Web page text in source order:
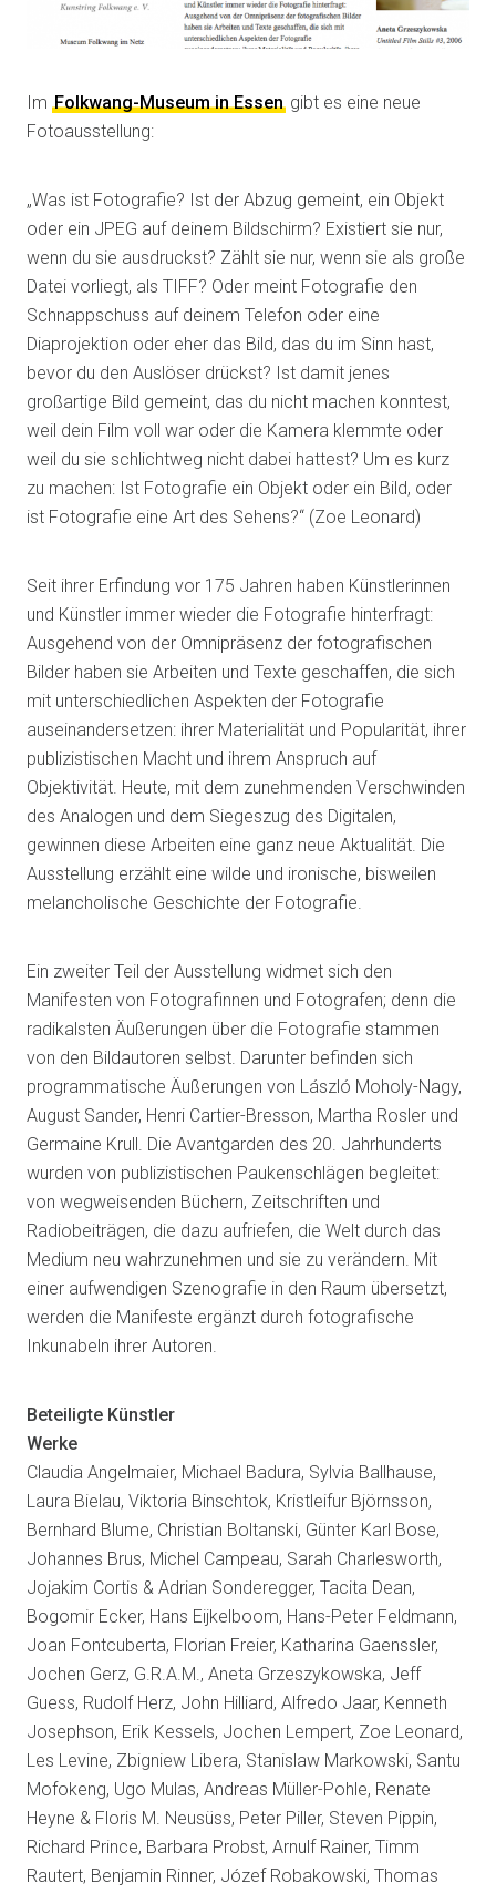
Im Folkwang-Museum in Essen gibt es eine neue
Fotoausstellung:
„Was ist Fotografie? Ist der Abzug gemeint, ein Objekt
oder ein JPEG auf deinem Bildschirm? Existiert sie nur,
wenn du sie ausdruckst? Zählt sie nur, wenn sie als große
Datei vorliegt, als TIFF? Oder meint Fotografie den
Schnappschuss auf deinem Telefon oder eine
Diaprojektion oder eher das Bild, das du im Sinn hast,
bevor du den Auslöser drückst? Ist damit jenes
großartige Bild gemeint, das du nicht machen konntest,
weil dein Film voll war oder die Kamera klemmte oder
weil du sie schlichtweg nicht dabei hattest? Um es kurz
zu machen: Ist Fotografie ein Objekt oder ein Bild, oder
ist Fotografie eine Art des Sehens?“ (Zoe Leonard)
Seit ihrer Erfindung vor 175 Jahren haben Künstlerinnen
und Künstler immer wieder die Fotografie hinterfragt:
Ausgehend von der Omnipräsenz der fotografischen
Bilder haben sie Arbeiten und Texte geschaffen, die sich
mit unterschiedlichen Aspekten der Fotografie
auseinandersetzen: ihrer Materialität und Popularität, ihrer
publizistischen Macht und ihrem Anspruch auf
Objektivität. Heute, mit dem zunehmenden Verschwinden
des Analogen und dem Siegeszug des Digitalen,
gewinnen diese Arbeiten eine ganz neue Aktualität. Die
Ausstellung erzählt eine wilde und ironische, bisweilen
melancholische Geschichte der Fotografie.
Ein zweiter Teil der Ausstellung widmet sich den
Manifesten von Fotografinnen und Fotografen; denn die
radikalsten Äußerungen über die Fotografie stammen
von den Bildautoren selbst. Darunter befinden sich
programmatische Äußerungen von László Moholy-Nagy,
August Sander, Henri Cartier-Bresson, Martha Rosler und
Germaine Krull. Die Avantgarden des 20. Jahrhunderts
wurden von publizistischen Paukenschlägen begleitet:
von wegweisenden Büchern, Zeitschriften und
Radiobeiträgen, die dazu aufriefen, die Welt durch das
Medium neu wahrzunehmen und sie zu verändern. Mit
einer aufwendigen Szenografie in den Raum übersetzt,
werden die Manifeste ergänzt durch fotografische
Inkunabeln ihrer Autoren.
Beteiligte Künstler
Werke
Claudia Angelmaier, Michael Badura, Sylvia Ballhause,
Laura Bielau, Viktoria Binschtok, Kristleifur Björnsson,
Bernhard Blume, Christian Boltanski, Günter Karl Bose,
Johannes Brus, Michel Campeau, Sarah Charlesworth,
Jojakim Cortis & Adrian Sonderegger, Tacita Dean,
Bogomir Ecker, Hans Eijkelboom, Hans-Peter Feldmann,
Joan Fontcuberta, Florian Freier, Katharina Gaenssler,
Jochen Gerz, G.R.A.M., Aneta Grzeszykowska, Jeff
Guess, Rudolf Herz, John Hilliard, Alfredo Jaar, Kenneth
Josephson, Erik Kessels, Jochen Lempert, Zoe Leonard,
Les Levine, Zbigniew Libera, Stanislaw Markowski, Santu
Mofokeng, Ugo Mulas, Andreas Müller-Pohle, Renate
Heyne & Floris M. Neusüss, Peter Piller, Steven Pippin,
Richard Prince, Barbara Probst, Arnulf Rainer, Timm
Rautert, Benjamin Rinner, Józef Robakowski, Thomas